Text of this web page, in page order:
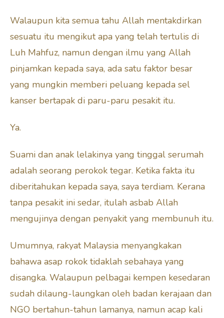
Walaupun kita semua tahu Allah mentakdirkan
sesuatu itu mengikut apa yang telah tertulis di
Luh Mahfuz, namun dengan ilmu yang Allah
pinjamkan kepada saya, ada satu faktor besar
yang mungkin memberi peluang kepada sel
kanser bertapak di paru-paru pesakit itu.
Ya.
Suami dan anak lelakinya yang tinggal serumah
adalah seorang perokok tegar. Ketika fakta itu
diberitahukan kepada saya, saya terdiam. Kerana
tanpa pesakit ini sedar, itulah asbab Allah
mengujinya dengan penyakit yang membunuh itu.
Umumnya, rakyat Malaysia menyangkakan
bahawa asap rokok tidaklah sebahaya yang
disangka. Walaupun pelbagai kempen kesedaran
sudah dilaung-laungkan oleh badan kerajaan dan
NGO bertahun-tahun lamanya, namun acap kali